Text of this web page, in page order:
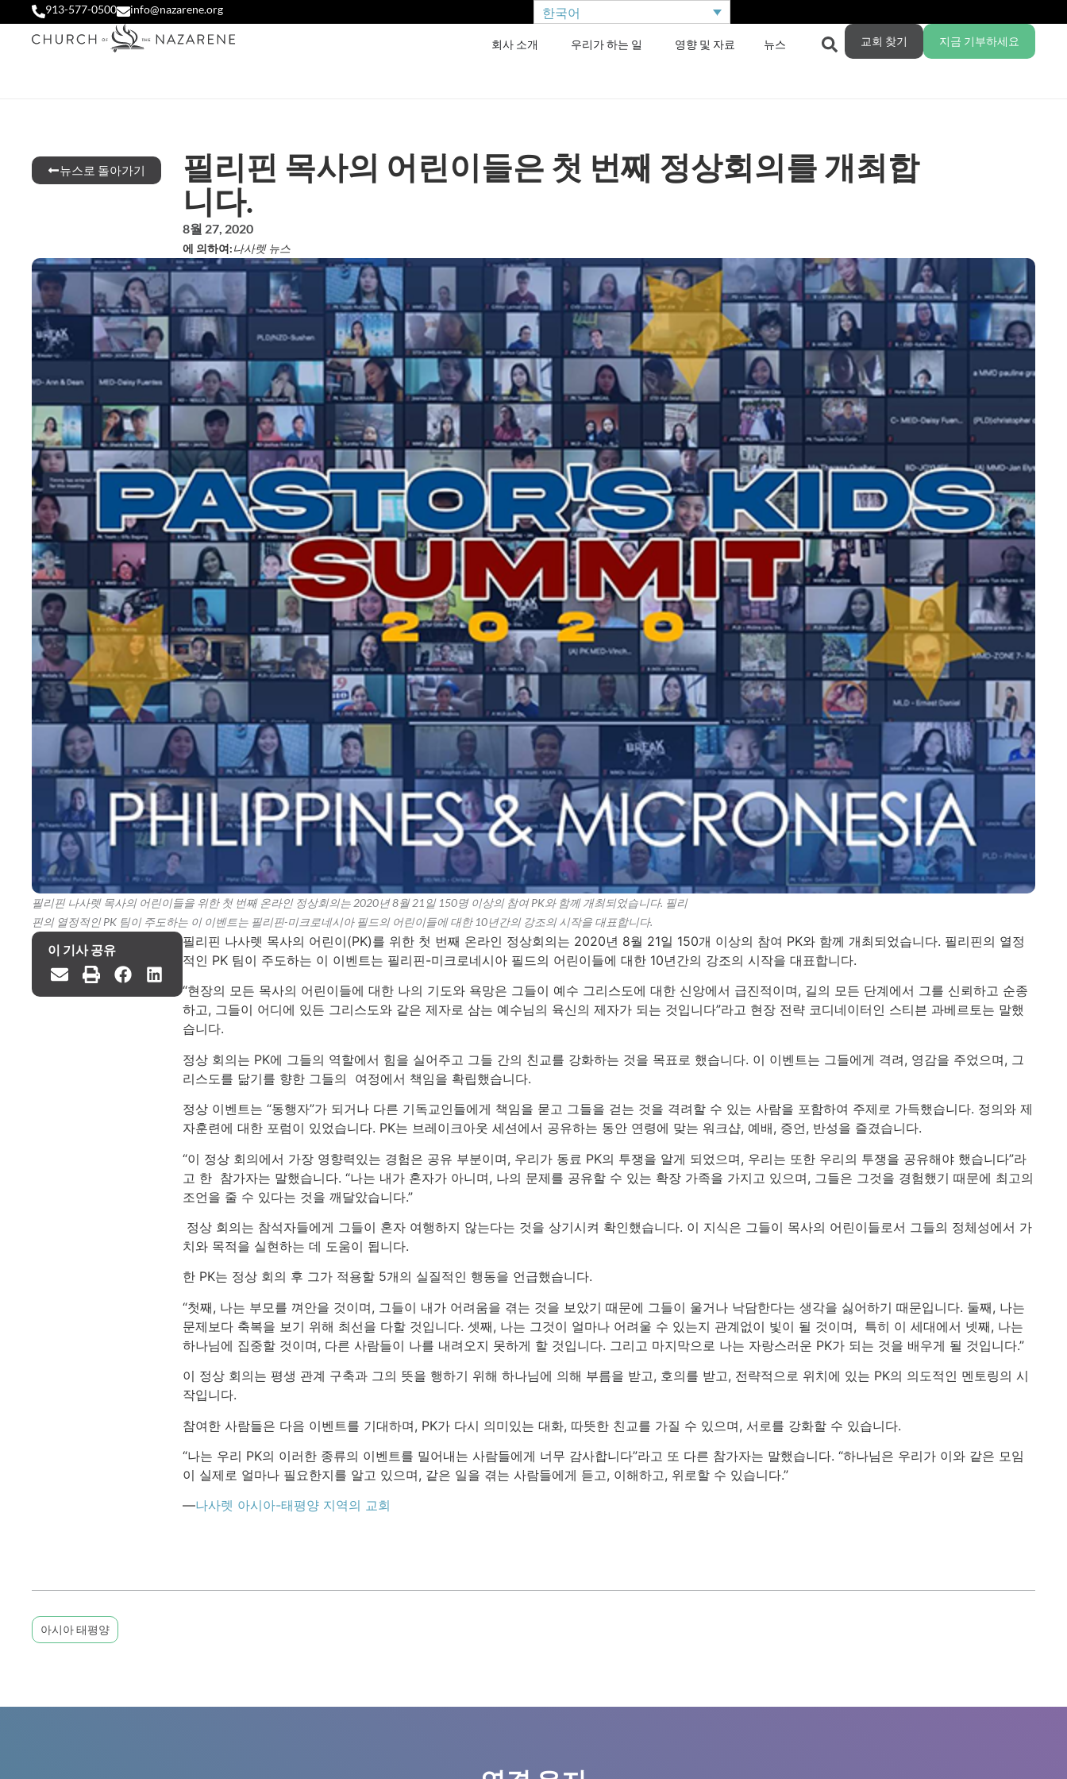
913-577-0500 info@nazarene.org 한국어
회사 소개 우리가 하는 일 영향 및 자료 뉴스 교회 찾기 지금 기부하세요
뉴스로 돌아가기
필리핀 목사의 어린이들은 첫 번째 정상회의를 개최합
니다.
8월 27, 2020
에 의하여:나사렛 뉴스
필리핀 나사렛 목사의 어린이들을 위한 첫 번째 온라인 정상회의는 2020년 8월 21일 150명 이상의 참여 PK와 함께 개최되었습니다. 필리
핀의 열정적인 PK 팀이 주도하는 이 이벤트는 필리핀-미크로네시아 필드의 어린이들에 대한 10년간의 강조의 시작을 대표합니다.
이 기사 공유
필리핀 나사렛 목사의 어린이(PK)를 위한 첫 번째 온라인 정상회의는 2020년 8월 21일 150개 이상의 참여 PK와 함께 개최되었습니다. 필리핀의 열정
적인 PK 팀이 주도하는 이 이벤트는 필리핀-미크로네시아 필드의 어린이들에 대한 10년간의 강조의 시작을 대표합니다.
“현장의 모든 목사의 어린이들에 대한 나의 기도와 욕망은 그들이 예수 그리스도에 대한 신앙에서 급진적이며, 길의 모든 단계에서 그를 신뢰하고 순종
하고, 그들이 어디에 있든 그리스도와 같은 제자로 삼는 예수님의 육신의 제자가 되는 것입니다”라고 현장 전략 코디네이터인 스티븐 과베르토는 말했
습니다.
정상 회의는 PK에 그들의 역할에서 힘을 실어주고 그들 간의 친교를 강화하는 것을 목표로 했습니다. 이 이벤트는 그들에게 격려, 영감을 주었으며, 그
리스도를 닮기를 향한 그들의 여정에서 책임을 확립했습니다.
정상 이벤트는 “동행자”가 되거나 다른 기독교인들에게 책임을 묻고 그들을 걷는 것을 격려할 수 있는 사람을 포함하여 주제로 가득했습니다. 정의와 제
자훈련에 대한 포럼이 있었습니다. PK는 브레이크아웃 세션에서 공유하는 동안 연령에 맞는 워크샵, 예배, 증언, 반성을 즐겼습니다.
“이 정상 회의에서 가장 영향력있는 경험은 공유 부분이며, 우리가 동료 PK의 투쟁을 알게 되었으며, 우리는 또한 우리의 투쟁을 공유해야 했습니다”라
고 한 참가자는 말했습니다. “나는 내가 혼자가 아니며, 나의 문제를 공유할 수 있는 확장 가족을 가지고 있으며, 그들은 그것을 경험했기 때문에 최고의
조언을 줄 수 있다는 것을 깨달았습니다.”
정상 회의는 참석자들에게 그들이 혼자 여행하지 않는다는 것을 상기시켜 확인했습니다. 이 지식은 그들이 목사의 어린이들로서 그들의 정체성에서 가
치와 목적을 실현하는 데 도움이 됩니다.
한 PK는 정상 회의 후 그가 적용할 5개의 실질적인 행동을 언급했습니다.
“첫째, 나는 부모를 껴안을 것이며, 그들이 내가 어려움을 겪는 것을 보았기 때문에 그들이 울거나 낙담한다는 생각을 싫어하기 때문입니다. 둘째, 나는
문제보다 축복을 보기 위해 최선을 다할 것입니다. 셋째, 나는 그것이 얼마나 어려울 수 있는지 관계없이 빛이 될 것이며, 특히 이 세대에서 넷째, 나는
하나님에 집중할 것이며, 다른 사람들이 나를 내려오지 못하게 할 것입니다. 그리고 마지막으로 나는 자랑스러운 PK가 되는 것을 배우게 될 것입니다.”
이 정상 회의는 평생 관계 구축과 그의 뜻을 행하기 위해 하나님에 의해 부름을 받고, 호의를 받고, 전략적으로 위치에 있는 PK의 의도적인 멘토링의 시
작입니다.
참여한 사람들은 다음 이벤트를 기대하며, PK가 다시 의미있는 대화, 따뜻한 친교를 가질 수 있으며, 서로를 강화할 수 있습니다.
“나는 우리 PK의 이러한 종류의 이벤트를 밀어내는 사람들에게 너무 감사합니다”라고 또 다른 참가자는 말했습니다. “하나님은 우리가 이와 같은 모임
이 실제로 얼마나 필요한지를 알고 있으며, 같은 일을 겪는 사람들에게 듣고, 이해하고, 위로할 수 있습니다.”
—나사렛 아시아-태평양 지역의 교회
아시아 태평양